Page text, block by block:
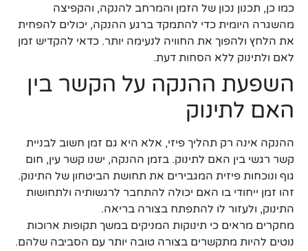
כמו כן, תכנון נכון של הזמן והמרחב להנקה, והקפיצה
מהשגרה היומית כדי להתמקד ברגע ההנקה, יכולים להפחית
את הלחץ ולהפוך את החוויה לנעימה יותר. כדאי להקדיש זמן
לאם ולתינוק ללא הסחות דעת.
השפעת ההנקה על הקשר בין
האם לתינוק
ההנקה אינה רק תהליך פיזי, אלא היא גם זמן חשוב לבניית
קשר רגשי בין האם לתינוק. בזמן ההנקה, ישנו קשר עין, חום
גוף ונוכחות פיזית המגבירים את תחושת הביטחון של התינוק.
זהו זמן ייחודי בו האם יכולה להתחבר לרגשותיה ולתחושות
התינוק, ולעזור לו להתפתח בצורה בריאה.
מחקרים מראים כי תינוקות המניקים במשך תקופות ארוכות
נוטים להיות מתקשרים בצורה טובה יותר עם הסביבה שלהם.